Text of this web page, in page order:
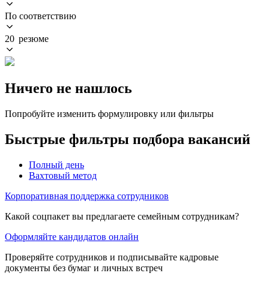
По соответствию
20 резюме
Ничего не нашлось
Попробуйте изменить формулировку или фильтры
Быстрые фильтры подбора вакансий
Полный день
Вахтовый метод
Корпоративная поддержка сотрудников
Какой соцпакет вы предлагаете семейным сотрудникам?
Оформляйте кандидатов онлайн
Проверяйте сотрудников и подписывайте кадровые
документы без бумаг и личных встреч